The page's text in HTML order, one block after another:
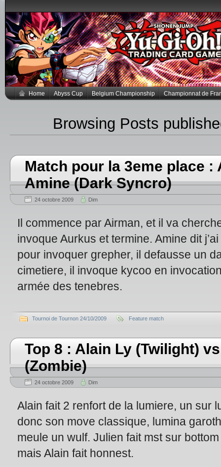
Home Abyss Cup Belgium Championship Championnat de
Browsing Posts
Match pour la 3eme place
Amine (Dark Syncro)
24 octobre 2009 Dim
Il commence par Airman, et il va
invoque Aurkus et termine. Amine dit
pour invoquer grepher, il defausse un
cimetiere, il invoque kycoo en
armée des tenebres.
Tournoi de Tournon 24/10/2009 Feature match
Top 8 : Alain Ly (Twilight)
(Zombie)
24 octobre 2009 Dim
Alain fait 2 renfort de la lumiere, un sur
donc son move classique, lumina
meule un wulf. Julien fait mst sur
mais Alain fait honnest.